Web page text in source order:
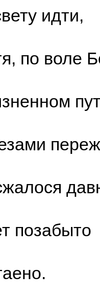
идти,
по воле
позабыто